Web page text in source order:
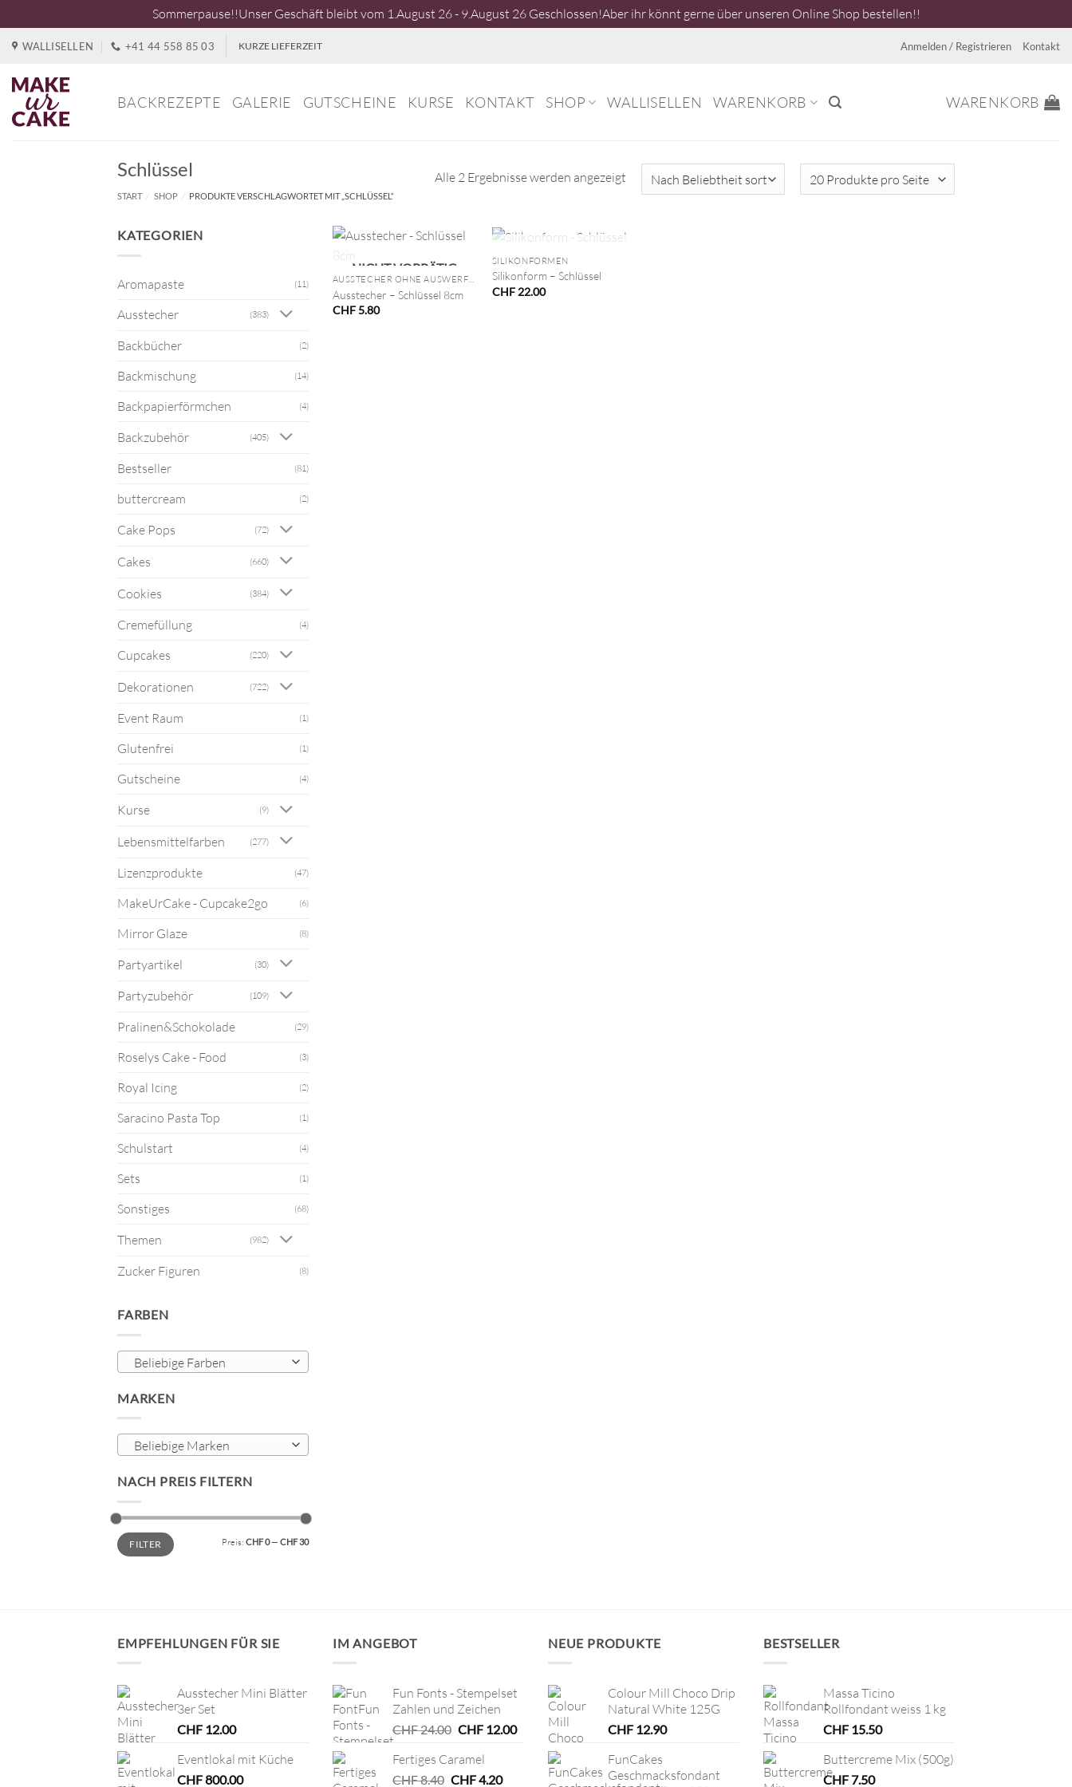
Sommerpause!!Unser Geschäft bleibt vom 1.August 26 - 9.August 26 Geschlossen!Aber ihr könnt gerne über unseren Online Shop bestellen!!
springen
WALLISELLEN +41 44 558 85 03 KURZE LIEFERZEIT Anmelden / Registrieren Kontakt
BACKREZEPTE GALERIE GUTSCHEINE KURSE KONTAKT SHOP WALLISELLEN WARENKORB WARENKORB
Schlüssel
START / SHOP / PRODUKTE VERSCHLAGWORTET MIT „SCHLÜSSEL“
Alle 2 Ergebnisse werden angezeigtNach
Beliebtheit
KATEGORIEN
Aromapaste (11)
Ausstecher (383)
Backbücher (2)
Backmischung (14)
Backpapierförmchen (4)
Backzubehör (405)
Bestseller (81)
buttercream (2)
Cake Pops (72)
Cakes (660)
Cookies (384)
Cremefüllung (4)
Cupcakes (220)
Dekorationen (722)
Event Raum (1)
Glutenfrei (1)
Gutscheine (4)
Kurse (9)
Lebensmittelfarben (277)
Lizenzprodukte (47)
MakeUrCake - Cupcake2go (6)
Mirror Glaze (8)
Partyartikel (30)
Partyzubehör (109)
Pralinen&Schokolade (29)
Roselys Cake - Food (3)
Royal Icing (2)
Saracino Pasta Top (1)
Schulstart (4)
Sets (1)
Sonstiges (68)
Themen (982)
Zucker Figuren (8)
FARBEN
Beliebige Farben
MARKEN
Beliebige Marken
NACH PREIS FILTERN
Min.
Preis
Max.
PreisFILTER Preis: CHF 0— CHF 30
NICHT VORRÄTIG
AUSSTECHER OHNE AUSWERFER
Ausstecher – Schlüssel 8cm
CHF5.80
+
NICHT VORRÄTIG
SILIKONFORMEN
Silikonform – Schlüssel
CHF22.00
EMPFEHLUNGEN FÜR SIE
Ausstecher Mini Blätter
3er Set
CHF12.00
Eventlokal mit Küche
CHF800.00
IM ANGEBOT
Fun Fonts - Stempelset
Zahlen und Zeichen
CHF24.00 Ursprünglicher
war:
CHF 24.00
CHF12.00Aktueller
CHF 12.00.
Fertiges Caramel
CHF8.40 Ursprünglicher
CHF4.20Aktueller
NEUE PRODUKTE
Colour Mill Choco Drip
Natural White 125G
CHF12.90
FunCakes
Geschmacksfondant
BESTSELLER
Massa Ticino
Rollfondant weiss 1 kg
CHF15.50
Buttercreme Mix (500g)
CHF7.50